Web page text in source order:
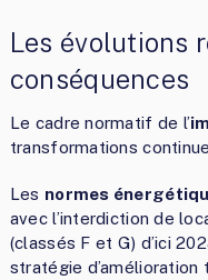
Les évolutions
conséquences
Le cadre normatif de l’
transformations
Les normes
avec l’interdiction de
(classés F et G) d’ici
stratégie d’amélioration